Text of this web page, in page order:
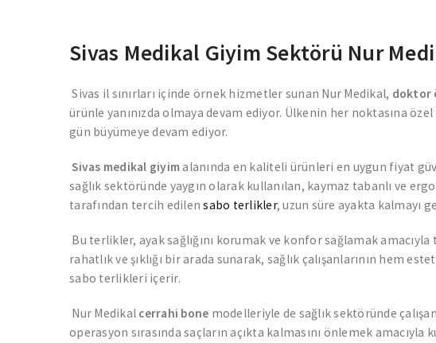
Sivas Medikal Giyim Sektörü Nur
Sivas il sınırları içinde örnek hizmetler sunan Nur Medikal, doktor
ürünle yanınızda olmaya devam ediyor. Ülkenin her noktasına
gün büyümeye devam ediyor.
Sivas medikal giyimalanında en kaliteli ürünleri en uygun fiyat
sağlık sektöründe yaygın olarak kullanılan, kaymaz tabanlı ve
tarafından tercih edilensabo terlikler, uzun süre ayakta kalmayı
Bu terlikler, ayak sağlığını korumak ve konfor sağlamak
rahatlık ve şıklığı bir arada sunarak, sağlık çalışanlarının hem
sabo terlikleri içerir.
Nur Medikal cerrahi bone modelleriyle de sağlık sektöründe
operasyon sırasında saçların açıkta kalmasını önlemek